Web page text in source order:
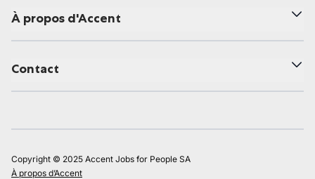
À propos d'Accent
Contact
Copyright © 2025 Accent Jobs for People SA
À propos d’Accent